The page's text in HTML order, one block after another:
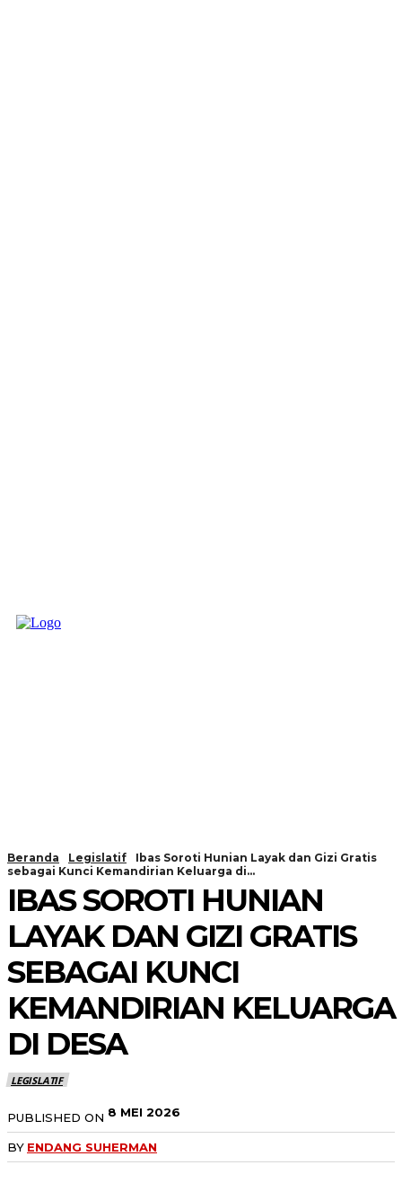
Beranda Legislatif
Ibas Soroti Hunian Layak dan Gizi Gratis
sebagai Kunci Kemandirian Keluarga di...
IBAS SOROTI HUNIAN
LAYAK DAN GIZI GRATIS
SEBAGAI KUNCI
KEMANDIRIAN KELUARGA
DI DESA
LEGISLATIF
PUBLISHED ON 8 MEI 2026
BY ENDANG SUHERMAN